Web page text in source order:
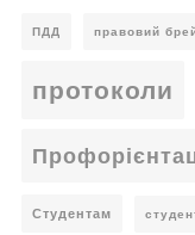
ПДД правовий
протоколи
Студентам